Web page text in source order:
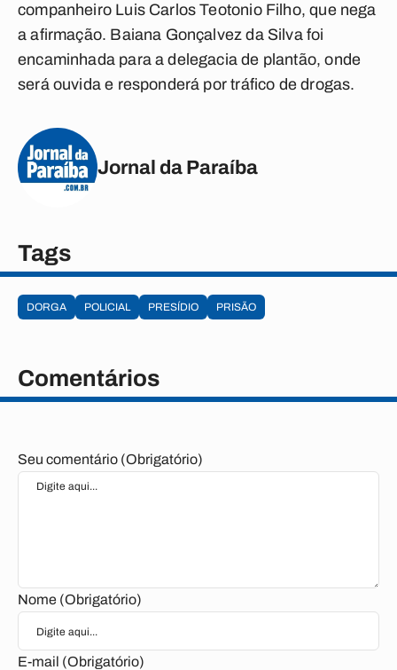
companheiro Luis Carlos Teotonio Filho, que nega
a afirmação. Baiana Gonçalvez da Silva foi
encaminhada para a delegacia de plantão, onde
será ouvida e responderá por tráfico de drogas.
Jornal da Paraíba
Tags
DORGA POLICIAL PRESÍDIO PRISÃO
Comentários
Seu comentário (Obrigatório)
Nome (Obrigatório)
E-mail (Obrigatório)